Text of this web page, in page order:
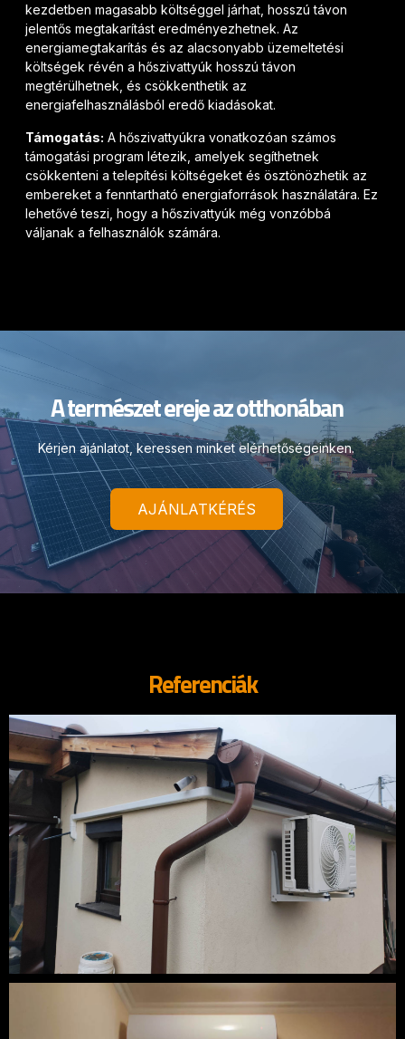
kezdetben magasabb költséggel járhat, hosszú távon
jelentős megtakarítást eredményezhetnek. Az
energiamegtakarítás és az alacsonyabb üzemeltetési
költségek révén a hőszivattyúk hosszú távon
megtérülhetnek, és csökkenthetik az
energiafelhasználásból eredő kiadásokat.
Támogatás: A hőszivattyúkra vonatkozóan számos
támogatási program létezik, amelyek segíthetnek
csökkenteni a telepítési költségeket és ösztönözhetik az
embereket a fenntartható energiaforrások használatára. Ez
lehetővé teszi, hogy a hőszivattyúk még vonzóbbá
váljanak a felhasználók számára.
A természet ereje az otthonában
Kérjen ajánlatot, keressen minket elérhetőségeinken.
AJÁNLATKÉRÉS
Referenciák